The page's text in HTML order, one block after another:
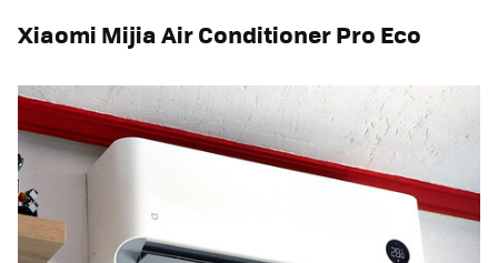
Xiaomi Mijia Air Conditioner Pro Eco